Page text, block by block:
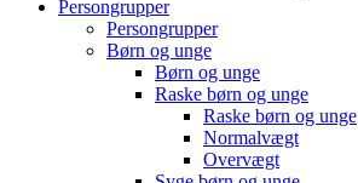
Persongrupper
Persongrupper
Børn og unge
Børn og unge
Raske børn og unge
Raske børn og unge
Normalvægt
Overvægt